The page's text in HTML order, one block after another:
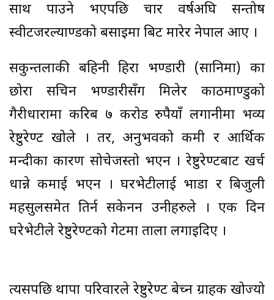
साथ पाउने भएपछि चार वर्षअघि सन्तोष
स्वीटजरल्याण्डको बसाइमा बिट मारेर नेपाल आए ।
सकुन्तलाकी बहिनी हिरा भण्डारी (सानिमा) का
छोरा सचिन भण्डारीसँग मिलेर काठमाण्डुको
गैरीधारामा करिब ७ करोड रुपैयाँ लगानीमा भव्य
रेष्टुरेण्ट खोले । तर, अनुभवको कमी र आर्थिक
मन्दीका कारण सोचेजस्तो भएन । रेष्टुरेण्टबाट खर्च
धान्ने कमाई भएन । घरभेटीलाई भाडा र बिजुली
महसुलसमेत तिर्न सकेनन उनीहरुले । एक दिन
घरेभेटीले रेष्टुरेण्टको गेटमा ताला लगाइदिए ।
त्यसपछि थापा परिवारले रेष्टुरेण्ट बेच्न ग्राहक खोज्यो